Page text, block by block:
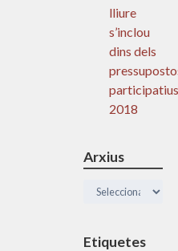
lliure
s’inclou
dins dels
2018
Arxius
Arxius
Etiquetes